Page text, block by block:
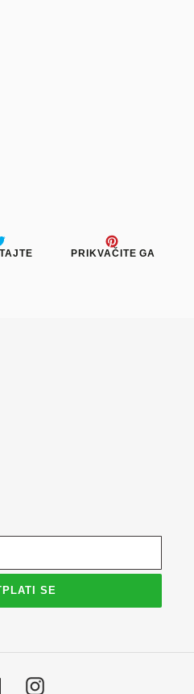
TWEETAJTEPRIKVAČITE GA
SE
FacebookInstagram